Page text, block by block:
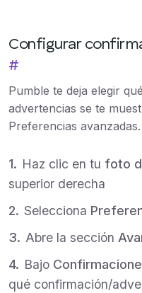
Configurar
#
Pumble te deja elegir
advertencias se te
Preferencias
Haz clic en tu foto
superior derecha
Selecciona
Abre la sección
Bajo
qué confirmación/